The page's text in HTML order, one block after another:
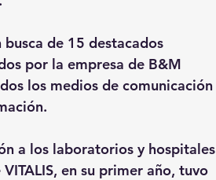
busca de 15 destacados
por la empresa de B&M
los medios de comunicación
a los laboratorios y hospitales
en su primer año, tuvo